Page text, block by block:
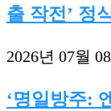
출 작전’ 정
2026년 07월
‘명일방주: